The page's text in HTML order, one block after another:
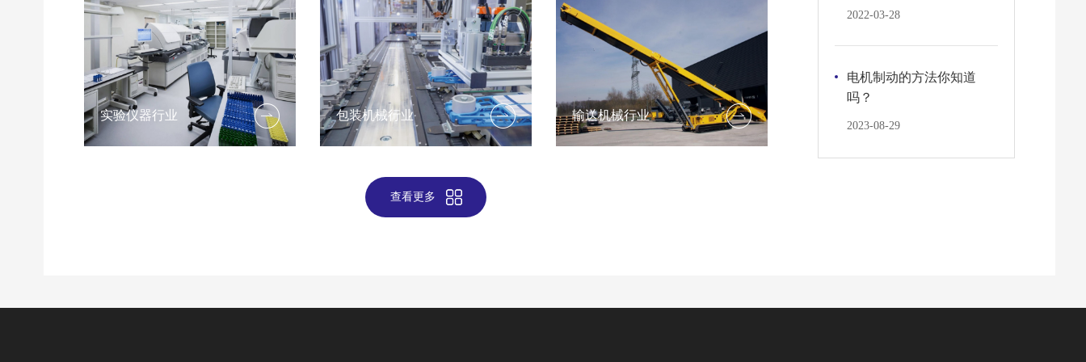
实验仪器行业 包装机械行业 输送机械行业
查看更多
2022-03-28
电机制动的方法你知道
吗？
2023-08-29